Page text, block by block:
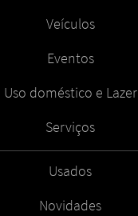
Veículos
Eventos
Uso doméstico e Lazer
Serviços
Usados
Novidades